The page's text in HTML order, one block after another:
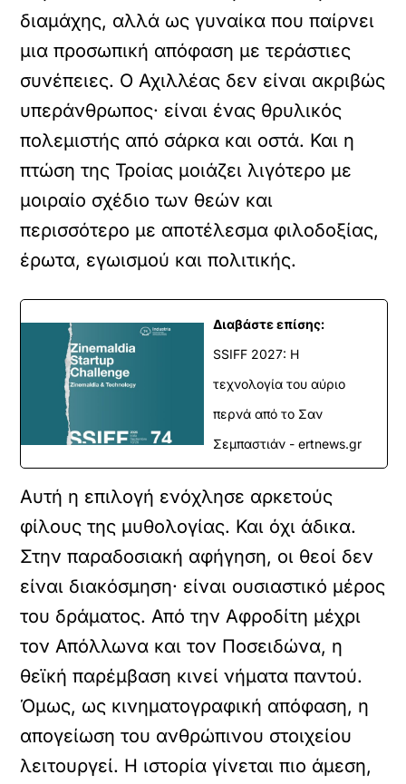
διαμάχης, αλλά ως γυναίκα που παίρνει
μια προσωπική απόφαση με τεράστιες
συνέπειες. Ο Αχιλλέας δεν είναι ακριβώς
υπεράνθρωπος· είναι ένας θρυλικός
πολεμιστής από σάρκα και οστά. Και η
πτώση της Τροίας μοιάζει λιγότερο με
μοιραίο σχέδιο των θεών και
περισσότερο με αποτέλεσμα φιλοδοξίας,
έρωτα, εγωισμού και πολιτικής.
Διαβάστε επίσης:
SSIFF 2027: Η
τεχνολογία του αύριο
περνά από το Σαν
Σεμπαστιάν - ertnews.gr
Αυτή η επιλογή ενόχλησε αρκετούς
φίλους της μυθολογίας. Και όχι άδικα.
Στην παραδοσιακή αφήγηση, οι θεοί δεν
είναι διακόσμηση· είναι ουσιαστικό μέρος
του δράματος. Από την Αφροδίτη μέχρι
τον Απόλλωνα και τον Ποσειδώνα, η
θεϊκή παρέμβαση κινεί νήματα παντού.
Όμως, ως κινηματογραφική απόφαση, η
απογείωση του ανθρώπινου στοιχείου
λειτουργεί. Η ιστορία γίνεται πιο άμεση,